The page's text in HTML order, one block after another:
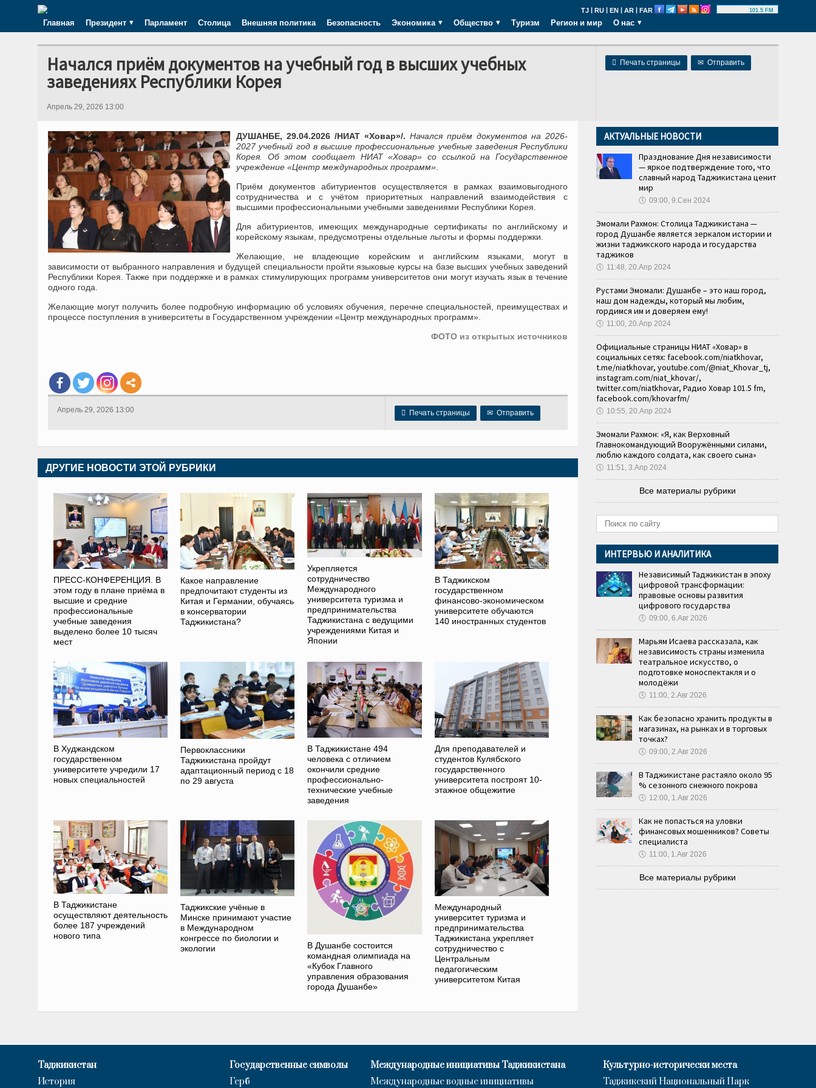
TJ | RU | EN | AR | FAR 101.5 FM
Главная Президент Парламент Столица Внешняя политика Безопасность Экономика Общество Туризм Регион и мир О нас
 Печать страницы ✉ Отправить
Начался приём документов на учебный год в высших учебных
заведениях Республики Корея
Апрель 29, 2026 13:00
ДУШАНБЕ, 29.04.2026 /НИАТ «Ховар»/. Начался приём документов на 2026-
2027 учебный год в высшие профессиональные учебные заведения Республики
Корея. Об этом сообщает НИАТ «Ховар» со ссылкой на Государственное
учреждение «Центр международных программ»
Приём документов абитуриентов осуществляется в рамках взаимовыгодного
сотрудничества и с учётом приоритетных направлений взаимодействия с
высшими профессиональными учебными заведениями Республики Корея.
Для абитуриентов, имеющих международные сертификаты по английскому и
корейскому языкам, предусмотрены отдельные льготы и формы поддержки.
Желающие, не владеющие корейским и английским языками, могут в
зависимости от выбранного направления и будущей специальности пройти языковые курсы на базе высших учебных заведений
Республики Корея. Также при поддержке и в рамках стимулирующих программ университетов они могут изучать язык в течение
одного года.
Желающие могут получить более подробную информацию об условиях обучения, перечне специальностей, преимуществах и
процессе поступления в университеты в Государственном учреждении «Центр международных программ».
ФОТО из открытых источников
 Печать страницы ✉ Отправить
Апрель 29, 2026 13:00
ДРУГИЕ НОВОСТИ ЭТОЙ РУБРИКИ
ПРЕСС-КОНФЕРЕНЦИЯ. В
этом году в плане приёма в
высшие и средние
профессиональные
учебные заведения
выделено более 10 тысяч
мест
Какое направление
предпочитают студенты из
Китая и Германии, обучаясь
в консерватории
Таджикистана?
Укрепляется
сотрудничество
Международного
университета туризма и
предпринимательства
Таджикистана с ведущими
учреждениями Китая и
Японии
В Таджикском
государственном
финансово-экономическом
университете обучаются
140 иностранных студентов
В Худжандском
государственном
университете учредили 17
новых специальностей
Первоклассники
Таджикистана пройдут
адаптационный период с 18
по 29 августа
В Таджикистане 494
человека с отличием
окончили средние
профессионально-
технические учебные
заведения
Для преподавателей и
студентов Кулябского
государственного
университета построят 10-
этажное общежитие
В Таджикистане
осуществляют деятельность
более 187 учреждений
нового типа
Таджикские учёные в
Минске принимают участие
в Международном
конгрессе по биологии и
экологии
В Душанбе состоится
командная олимпиада на
«Кубок Главного
управления образования
города Душанбе»
Международный
университет туризма и
предпринимательства
Таджикистана укрепляет
сотрудничество с
Центральным
педагогическим
университетом Китая
АКТУАЛЬНЫЕ НОВОСТИ
Празднование Дня независимости
— яркое подтверждение того, что
славный народ Таджикистана ценит
мир
🕔 09:00, 9.Сен 2024
Эмомали Рахмон: Столица Таджикистана —
город Душанбе является зеркалом истории и
жизни таджикского народа и государства
таджиков
🕔 11:48, 20.Апр 2024
Рустами Эмомали: Душанбе – это наш город,
наш дом надежды, который мы любим,
гордимся им и доверяем ему!
🕔 11:00, 20.Апр 2024
Официальные страницы НИАТ «Ховар» в
социальных сетях: facebook.com/niatkhovar,
t.me/niatkhovar, youtube.com/@niat_Khovar_tj,
instagram.com/niat_khovar/,
twitter.com/niatkhovar, Радио Ховар 101.5 fm,
facebook.com/khovarfm/
🕔 10:55, 20.Апр 2024
Эмомали Рахмон: «Я, как Верховный
Главнокомандующий Вооружёнными силами,
люблю каждого солдата, как своего сына»
🕔 11:51, 3.Апр 2024
Все материалы рубрики
ИНТЕРВЬЮ И АНАЛИТИКА
Независимый Таджикистан в эпоху
цифровой трансформации:
правовые основы развития
цифрового государства
🕔 09:00, 6.Авг 2026
Марьям Исаева рассказала, как
независимость страны изменила
театральное искусство, о
подготовке моноспектакля и о
молодёжи
🕔 11:00, 2.Авг 2026
Как безопасно хранить продукты в
магазинах, на рынках и в торговых
точках?
🕔 09:00, 2.Авг 2026
В Таджикистане растаяло около 95
% сезонного снежного покрова
🕔 12:00, 1.Авг 2026
Как не попасться на уловки
финансовых мошенников? Советы
специалиста
🕔 11:00, 1.Авг 2026
Все материалы рубрики
Таджикистан
История
Государственные символы
Герб
Международные инициативы Таджикистана
Международные водные инициативы
Культурно-исторически места
Таджикский Национальный Парк